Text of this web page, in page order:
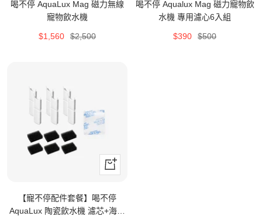
喝不停 AquaLux Mag 磁力無線
寵物飲水機
特
$1,560
原
$2,500
購
喝不停 Aqualux Mag 磁力寵物飲
水機 專用濾心6入組
特
$390
原
$500
+
加
入
購
【寵不停配件套餐】喝不停
AquaLux 陶瓷飲水機 濾芯+海綿